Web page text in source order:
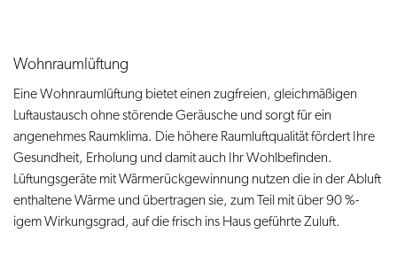
Wohnraumlüftung
Eine Wohnraumlüftung bietet einen zugfreien, gleichmäßigen
Luftaustausch ohne störende Geräusche und sorgt für ein
angenehmes Raumklima. Die höhere Raumluftqualität fördert Ihre
Gesundheit, Erholung und damit auch Ihr Wohlbefinden.
Lüftungsgeräte mit Wärmerückgewinnung nutzen die in der Abluft
enthaltene Wärme und übertragen sie, zum Teil mit über 90 %-
igem Wirkungsgrad, auf die frisch ins Haus geführte Zuluft.